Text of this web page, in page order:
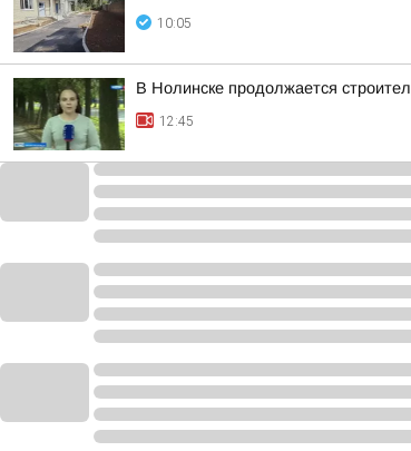
10:05
В Нолинске продолжается
12:45